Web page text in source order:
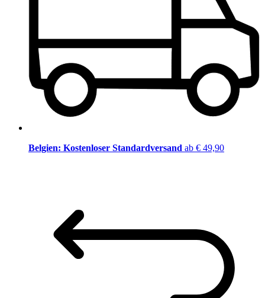
Belgien: Kostenloser Standardversand ab € 49,90